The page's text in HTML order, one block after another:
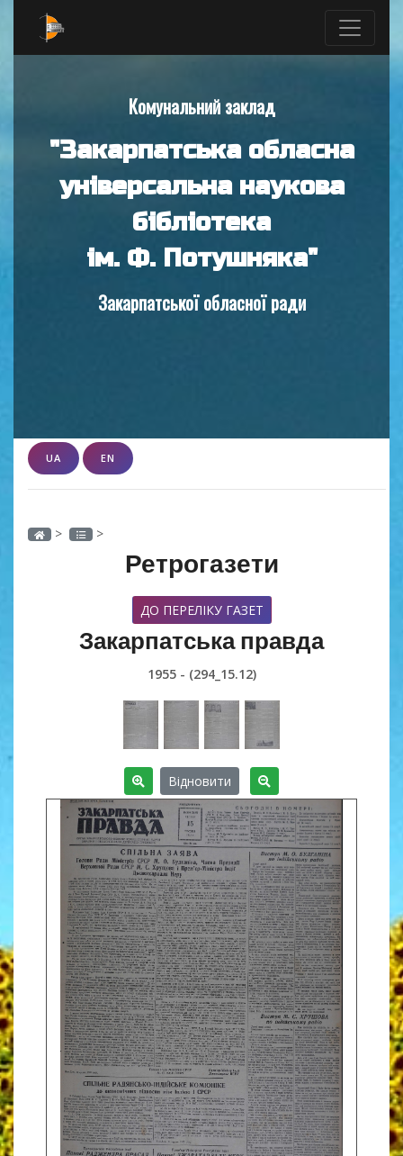
Комунальний заклад
"Закарпатська обласна
універсальна наукова
бібліотека
ім. Ф. Потушняка"
Закарпатської обласної ради
UA EN
> >
Ретрогазети
ДО ПЕРЕЛІКУ ГАЗЕТ
Закарпатська правда
1955 - (294_15.12)
Відновити